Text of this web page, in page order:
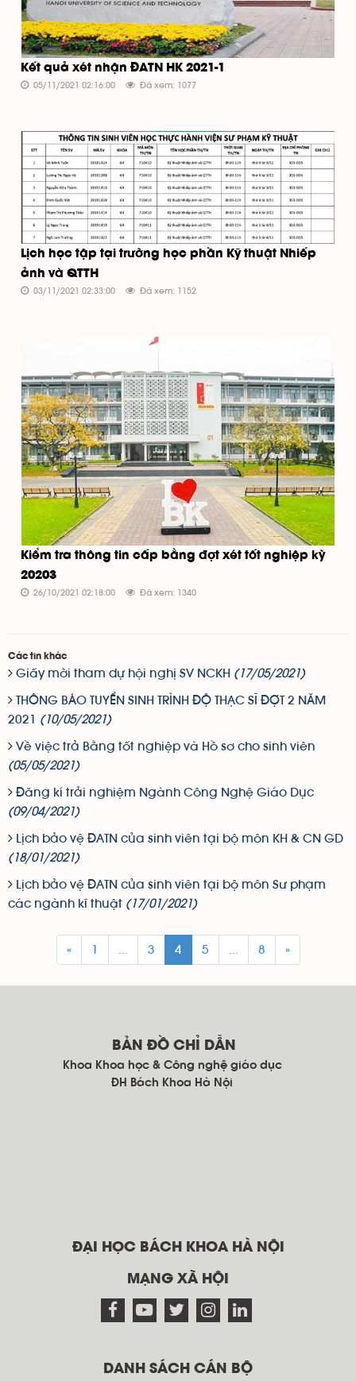
Kết quả xét nhận ĐATN HK 2021-1
05/11/2021 02:16:00 Đã xem: 1077
Lịch học tập tại trường học phần Kỹ thuật Nhiếp
ảnh và QTTH
03/11/2021 02:33:00 Đã xem: 1152
Kiểm tra thông tin cấp bằng đợt xét tốt nghiệp kỳ
20203
26/10/2021 02:18:00 Đã xem: 1340
Các tin khác
Giấy mời tham dự hội nghị SV NCKH (17/05/2021)
THÔNG BÁO TUYỂN SINH TRÌNH ĐỘ THẠC SĨ ĐỢT 2 NĂM
2021 (10/05/2021)
Về việc trả Bằng tốt nghiệp và Hồ sơ cho sinh viên
(05/05/2021)
Đăng kí trải nghiệm Ngành Công Nghệ Giáo Dục
(09/04/2021)
Lịch bảo vệ ĐATN của sinh viên tại bộ môn KH & CN GD
(18/01/2021)
Lịch bảo vệ ĐATN của sinh viên tại bộ môn Sư phạm
các ngành kĩ thuật (17/01/2021)
« 1 3 4 5 8 »
BẢN ĐỒ CHỈ DẪN
Khoa Khoa học & Công nghệ giáo dục
ĐH Bách Khoa Hà Nội
ĐẠI HỌC BÁCH KHOA HÀ NỘI
MẠNG XÃ HỘI
DANH SÁCH CÁN BỘ